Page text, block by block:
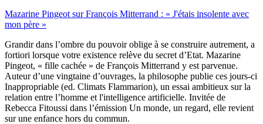
Mazarine Pingeot sur François Mitterrand : « J'étais insolente avec
mon père »
Grandir dans l’ombre du pouvoir oblige à se construire autrement, a
fortiori lorsque votre existence relève du secret d’Etat. Mazarine
Pingeot, « fille cachée » de François Mitterrand y est parvenue.
Auteur d’une vingtaine d’ouvrages, la philosophe publie ces jours-ci
Inappropriable (ed. Climats Flammarion), un essai ambitieux sur la
relation entre l’homme et l'intelligence artificielle. Invitée de
Rebecca Fitoussi dans l’émission Un monde, un regard, elle revient
sur une enfance hors du commun.